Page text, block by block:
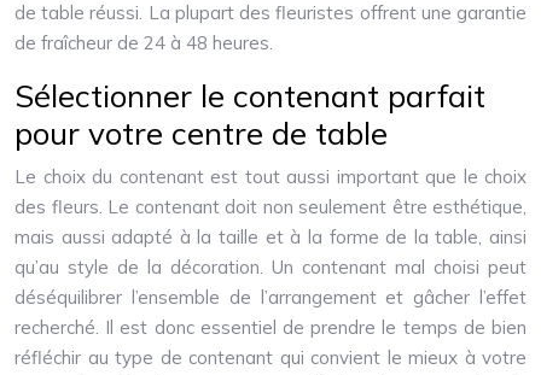
de table réussi. La plupart des fleuristes offrent une garantie
de fraîcheur de 24 à 48 heures.
Sélectionner le contenant parfait
pour votre centre de table
Le choix du contenant est tout aussi important que le choix
des fleurs. Le contenant doit non seulement être esthétique,
mais aussi adapté à la taille et à la forme de la table, ainsi
qu’au style de la décoration. Un contenant mal choisi peut
déséquilibrer l’ensemble de l’arrangement et gâcher l’effet
recherché. Il est donc essentiel de prendre le temps de bien
réfléchir au type de contenant qui convient le mieux à votre